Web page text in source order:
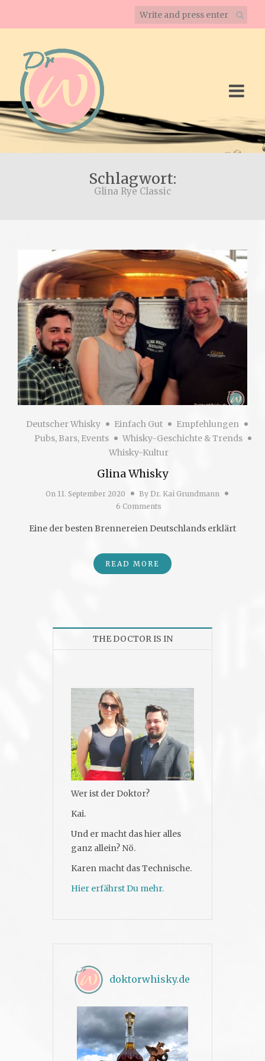
Schlagwort:
Glina Rye Classic
Deutscher Whisky Einfach Gut
Empfehlungen
Pubs, Bars, Events
Whisky-Geschichte & Trends
Whisky-Kultur
Glina Whisky
On 11. September 2020 By Dr. Kai Grundmann
6 Comments
Eine der besten Brennereien Deutschlands erklärt
READ MORE
THE DOCTOR IS IN
Wer ist der Doktor?
Kai.
Und er macht das hier alles
ganz allein? Nö.
Karen macht das Technische.
Hier erfährst Du mehr.
doktorwhisky.de